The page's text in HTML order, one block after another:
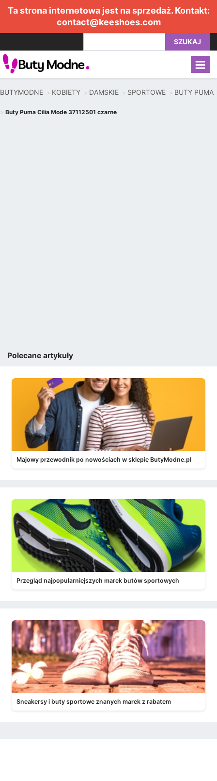
Ta strona internetowa jest na sprzedaż. Kontakt:
contact@keeshoes.com
SZUKAJ
BUTYMODNE KOBIETY DAMSKIE SPORTOWE BUTY PUMA
Buty Puma Cilia Mode 37112501 czarne
Polecane artykuły
Majowy przewodnik po nowościach w sklepie ButyModne.pl
Przegląd najpopularniejszych marek butów sportowych
Sneakersy i buty sportowe znanych marek z rabatem